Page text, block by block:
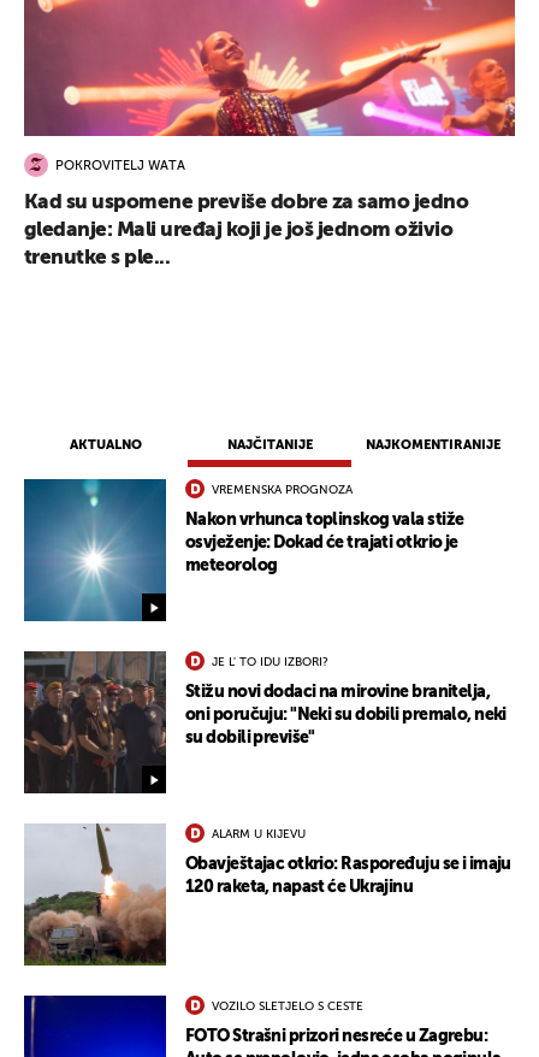
AKTUALNO NAJČITANIJE NAJKOMENTIRANIJE
VREMENSKA PROGNOZA
Nakon vrhunca toplinskog vala stiže
osvježenje: Dokad će trajati otkrio je
meteorolog
JE L' TO IDU IZBORI?
Stižu novi dodaci na mirovine branitelja,
oni poručuju: "Neki su dobili premalo, neki
su dobili previše"
ALARM U KIJEVU
Obavještajac otkrio: Raspoređuju se i imaju
120 raketa, napast će Ukrajinu
VOZILO SLETJELO S CESTE
FOTO Strašni prizori nesreće u Zagrebu:
POKROVITELJ WATA
Kad su uspomene previše dobre za samo jedno
gledanje: Mali uređaj koji je još jednom oživio
trenutke s ple...